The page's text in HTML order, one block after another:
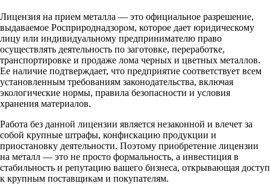
Лицензия на прием металла — это официальное разрешение,
выдаваемое Росприроднадзором, которое дает юридическому
лицу или индивидуальному предпринимателю право
осуществлять деятельность по заготовке, переработке,
транспортировке и продаже лома черных и цветных металлов.
Ее наличие подтверждает, что предприятие соответствует всем
установленным требованиям законодательства, включая
экологические нормы, правила безопасности и условия
хранения материалов.
Работа без данной лицензии является незаконной и влечет за
собой крупные штрафы, конфискацию продукции и
приостановку деятельности. Поэтому приобретение лицензии
на металл — это не просто формальность, а инвестиция в
стабильность и репутацию вашего бизнеса, открывающая доступ
к крупным поставщикам и покупателям.